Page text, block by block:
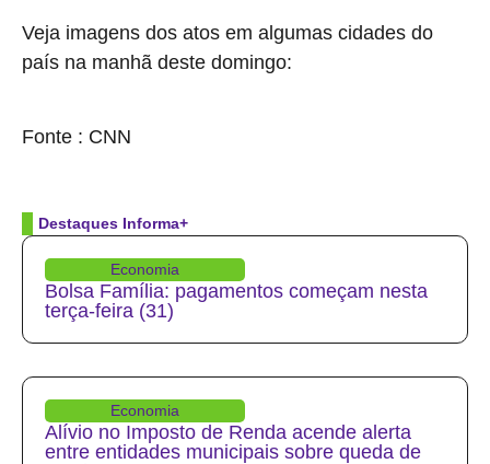
Veja imagens dos atos em algumas cidades do
país na manhã deste domingo:
Fonte : CNN
Destaques Informa+
Economia
Bolsa Família: pagamentos começam nesta
terça-feira (31)
Economia
Alívio no Imposto de Renda acende alerta
entre entidades municipais sobre queda de